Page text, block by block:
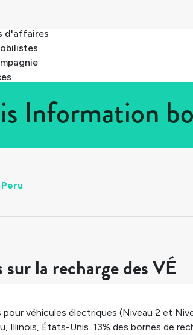
d'affaires
Information
Peru
la recharge des VÉ
véhicules électriques (Niveau 2 et
, Illinois, États-Unis. 13% des bornes de